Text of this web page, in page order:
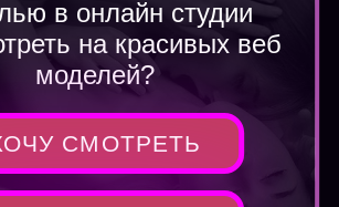
посетителей:
в онлайн студии
на красивых веб
моделей?
СМОТРЕТЬ